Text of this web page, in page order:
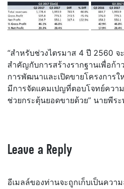
“สำหรับช่วงไตรมาส 4 ปี 2560 จ
สำคัญกับการสร้างรากฐานเพื่อก้
การพัฒนาและเปิดขายโครงการ
มีการจัดแคมเปญที่ตอบโจทย์ควา
ช่วยกระตุ้นยอดขายด้วย” นายพีร
Leave a Reply
อีเมลล์ของท่านจะถูกเก็บเป็นควา